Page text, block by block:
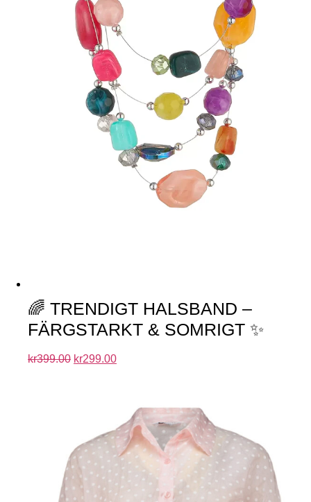
🌈 TRENDIGT HALSBAND –
FÄRGSTARKT & SOMRIGT ✨
kr399.00 kr299.00